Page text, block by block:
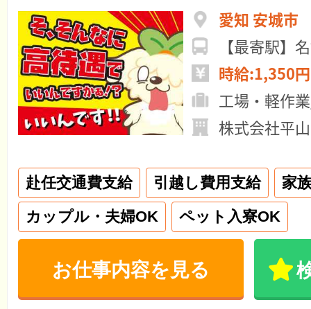
愛知 安城市
【最寄駅】
時給:1,350
工場・軽作
株式会社平
赴任交通費支給 引越し費用支給
家
カップル・夫婦OK
ペット入寮OK
お仕事内容を見る